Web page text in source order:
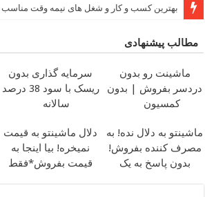
بهترین کسب و کار و شغل های نیمه وقت مناسب
مطالب پیشنهادی
ماشینت رو بدون
دردسر بفروش | بدون
کمسیون
سرمایه گذاری بدون
ریسک با سود 38 درصد
سالانه
ماشینتو به دلال نده! به
مصرف کننده بفروش!
بدون پاسخ به یک
دلال ماشینتو به قیمت
نمیخره! بیا اینجا به
قیمت بفروش*فقط